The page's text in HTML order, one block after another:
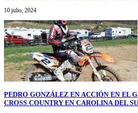
10 julio, 2024
PEDRO GONZÁLEZ EN ACCIÓN EN EL
CROSS COUNTRY EN CAROLINA DEL